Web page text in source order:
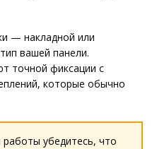
— накладной или
вашей панели.
точной фиксации с
которые обычно
убедитесь, что